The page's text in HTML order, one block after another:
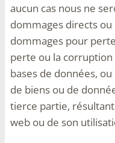
aucun cas nous ne
dommages directs
dommages pour
perte ou la corruption
bases de données,
de biens ou de
tierce partie,
web ou de son